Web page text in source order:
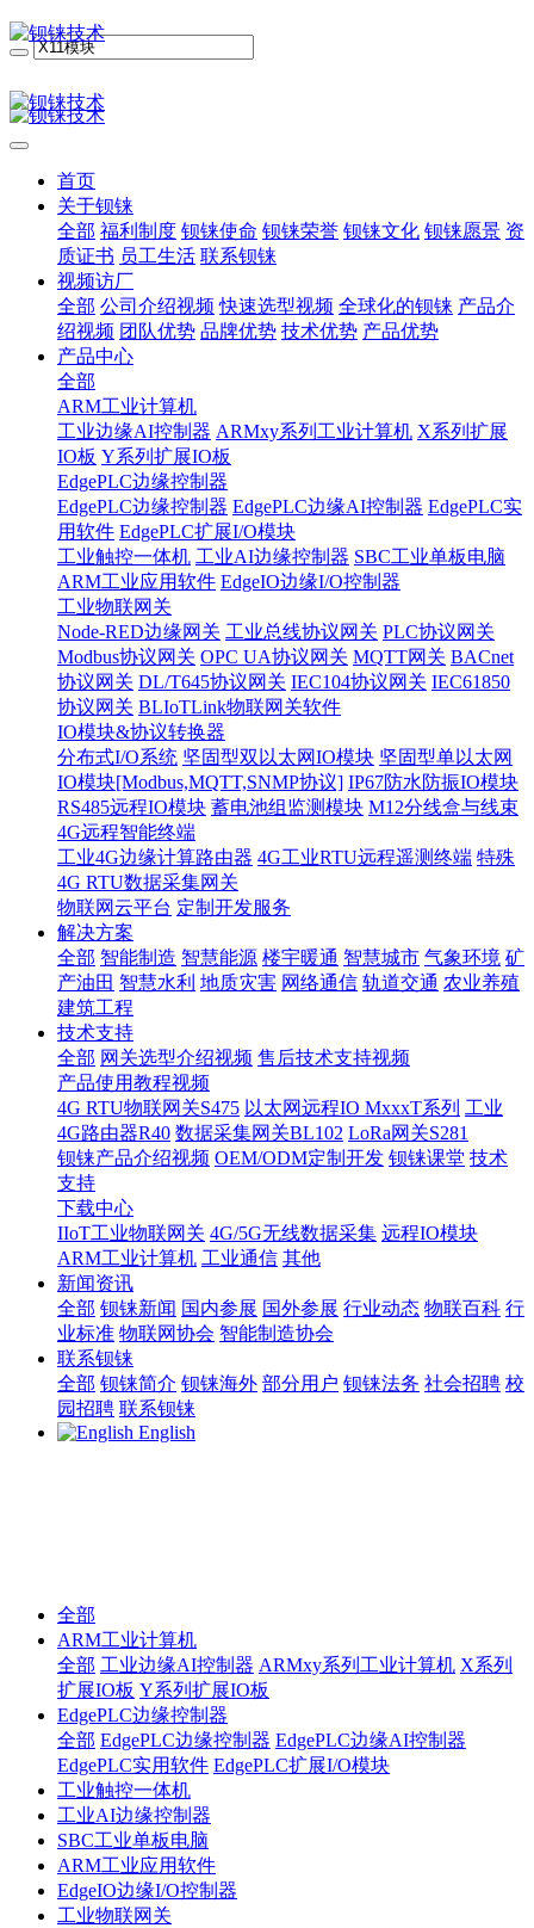
首页
关于钡铼
全部 福利制度 钡铼使命 钡铼荣誉 钡铼文化 钡铼愿景 资
质证书 员工生活 联系钡铼
视频访厂
全部 公司介绍视频 快速选型视频 全球化的钡铼 产品介
绍视频 团队优势 品牌优势 技术优势 产品优势
产品中心
全部
ARM工业计算机
工业边缘AI控制器 ARMxy系列工业计算机 X系列扩展
IO板 Y系列扩展IO板
EdgePLC边缘控制器
EdgePLC边缘控制器 EdgePLC边缘AI控制器 EdgePLC实
用软件 EdgePLC扩展I/O模块
工业触控一体机 工业AI边缘控制器 SBC工业单板电脑
ARM工业应用软件 EdgeIO边缘I/O控制器
工业物联网关
Node-RED边缘网关 工业总线协议网关 PLC协议网关
Modbus协议网关 OPC UA协议网关 MQTT网关 BACnet
协议网关 DL/T645协议网关 IEC104协议网关 IEC61850
协议网关 BLIoTLink物联网关软件
IO模块&协议转换器
分布式I/O系统 坚固型双以太网IO模块 坚固型单以太网
IO模块[Modbus,MQTT,SNMP协议] IP67防水防振IO模块
RS485远程IO模块 蓄电池组监测模块 M12分线盒与线束
4G远程智能终端
工业4G边缘计算路由器 4G工业RTU远程遥测终端 特殊
4G RTU数据采集网关
物联网云平台 定制开发服务
解决方案
全部 智能制造 智慧能源 楼宇暖通 智慧城市 气象环境 矿
产油田 智慧水利 地质灾害 网络通信 轨道交通 农业养殖
建筑工程
技术支持
全部 网关选型介绍视频 售后技术支持视频
产品使用教程视频
4G RTU物联网关S475 以太网远程IO MxxxT系列 工业
4G路由器R40 数据采集网关BL102 LoRa网关S281
钡铼产品介绍视频 OEM/ODM定制开发 钡铼课堂 技术
支持
下载中心
IIoT工业物联网关 4G/5G无线数据采集 远程IO模块
ARM工业计算机 工业通信 其他
新闻资讯
全部 钡铼新闻 国内参展 国外参展 行业动态 物联百科 行
业标准 物联网协会 智能制造协会
联系钡铼
全部 钡铼简介 钡铼海外 部分用户 钡铼法务 社会招聘 校
园招聘 联系钡铼
English
全部
ARM工业计算机
全部 工业边缘AI控制器 ARMxy系列工业计算机 X系列
扩展IO板 Y系列扩展IO板
EdgePLC边缘控制器
全部 EdgePLC边缘控制器 EdgePLC边缘AI控制器
EdgePLC实用软件 EdgePLC扩展I/O模块
工业触控一体机
工业AI边缘控制器
SBC工业单板电脑
ARM工业应用软件
EdgeIO边缘I/O控制器
工业物联网关